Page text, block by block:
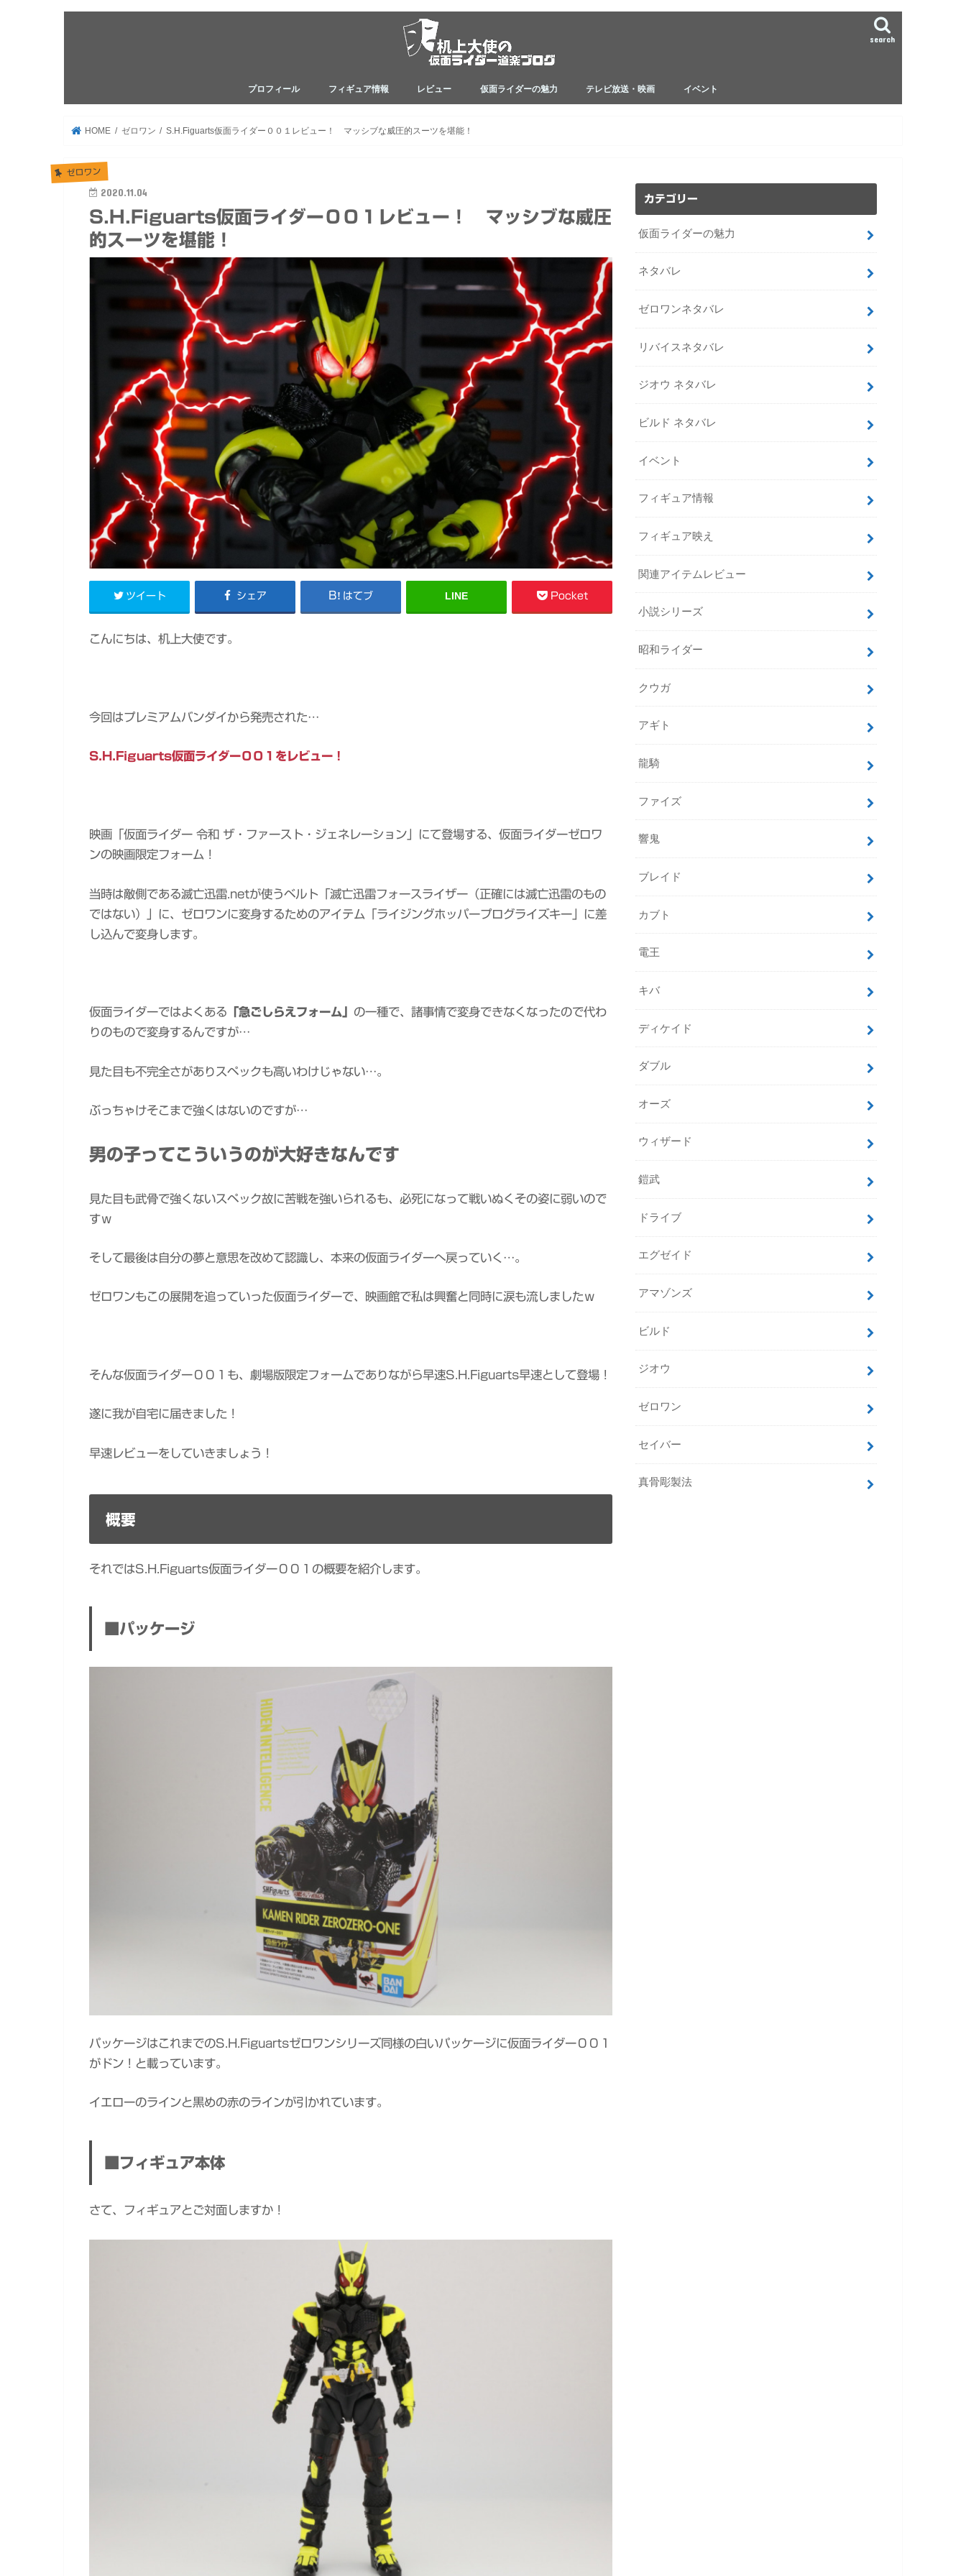
search
プロフィール フィギュア情報 レビュー 仮面ライダーの魅力 テレビ放送・映画 イベント
HOME ゼロワン S.H.Figuarts仮面ライダー００１レビュー！ マッシブな威圧的スーツを堪能！
ゼロワン
2020.11.04
S.H.Figuarts仮面ライダー００１レビュー！ マッシブな威圧
的スーツを堪能！
ツイート シェア はてブ LINE Pocket
こんにちは、机上大使です。
今回はプレミアムバンダイから発売された…
S.H.Figuarts仮面ライダー００１をレビュー！
映画「仮面ライダー 令和 ザ・ファースト・ジェネレーション」にて登場する、仮面ライダーゼロワ
ンの映画限定フォーム！
当時は敵側である滅亡迅雷.netが使うベルト「滅亡迅雷フォースライザー（正確には滅亡迅雷のもの
ではない）」に、ゼロワンに変身するためのアイテム「ライジングホッパープログライズキー」に差
し込んで変身します。
仮面ライダーではよくある 「急ごしらえフォーム」 の一種で、諸事情で変身できなくなったので代わ
りのもので変身するんですが…
見た目も不完全さがありスペックも高いわけじゃない…。
ぶっちゃけそこまで強くはないのですが…
男の子ってこういうのが大好きなんです
見た目も武骨で強くないスペック故に苦戦を強いられるも、必死になって戦いぬくその姿に弱いので
すｗ
そして最後は自分の夢と意思を改めて認識し、本来の仮面ライダーへ戻っていく…。
ゼロワンもこの展開を追っていった仮面ライダーで、映画館で私は興奮と同時に涙も流しましたｗ
そんな仮面ライダー００１も、劇場版限定フォームでありながら早速S.H.Figuarts早速として登場！
遂に我が自宅に届きました！
早速レビューをしていきましょう！
概要
それではS.H.Figuarts仮面ライダー００１の概要を紹介します。
■パッケージ
パッケージはこれまでのS.H.Figuartsゼロワンシリーズ同様の白いパッケージに仮面ライダー００１
がドン！と載っています。
イエローのラインと黒めの赤のラインが引かれています。
■フィギュア本体
さて、フィギュアとご対面しますか！
カテゴリー
仮面ライダーの魅力
ネタバレ
ゼロワンネタバレ
リバイスネタバレ
ジオウ ネタバレ
ビルド ネタバレ
イベント
フィギュア情報
フィギュア映え
関連アイテムレビュー
小説シリーズ
昭和ライダー
クウガ
アギト
龍騎
ファイズ
響鬼
ブレイド
カブト
電王
キバ
ディケイド
ダブル
オーズ
ウィザード
鎧武
ドライブ
エグゼイド
アマゾンズ
ビルド
ジオウ
ゼロワン
セイバー
真骨彫製法